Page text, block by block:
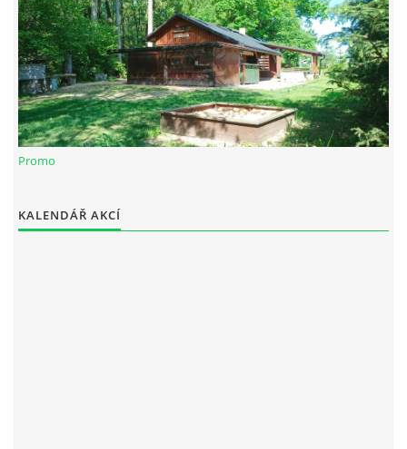
Spolek Chotiváci
chotivskaparta@seznam.cz
© 2025 eStránky.cz
Promo
KALENDÁŘ AKCÍ